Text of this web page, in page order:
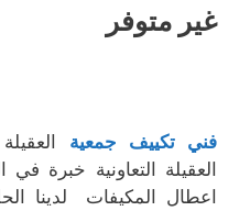
غير متوفر
فني تكييف جمعية
العقيلة التعاونية خبرة
اعطال المكيفات لدينا